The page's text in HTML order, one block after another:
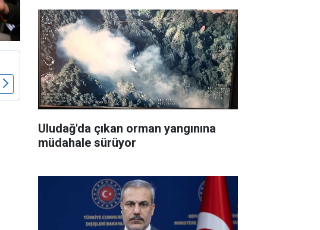
Uludağ'da çıkan orman yangınına
müdahale sürüyor